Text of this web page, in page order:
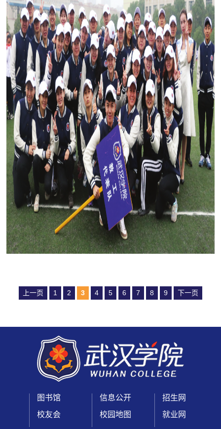
上一页 1 2 3 4 5 6 7 8 9 下一页
图书馆
校友会
信息公开
校园地图
招生网
就业网